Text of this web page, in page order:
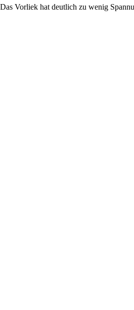
Vorliek hat deutlich zu wenig